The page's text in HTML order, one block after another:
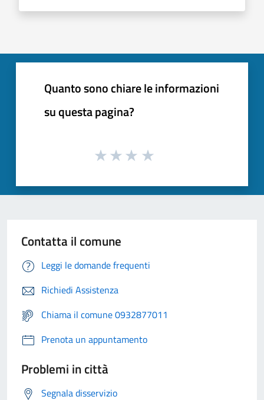
Quanto sono chiare le informazioni
su questa pagina?
Contatta il comune
Leggi le domande frequenti
Richiedi Assistenza
Chiama il comune 0932877011
Prenota un appuntamento
Problemi in città
Segnala disservizio